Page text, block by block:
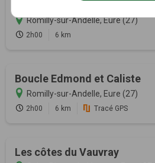
Romilly-sur-Andelle, Eure (27)
2h00 6 km
Boucle Edmond et Caliste
Romilly-sur-Andelle, Eure (27)
2h00 6 km Tracé GPS
Les côtes du Vauvray